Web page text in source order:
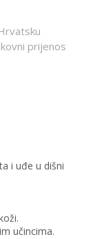
prijenos
i uđe u dišni
učincima.